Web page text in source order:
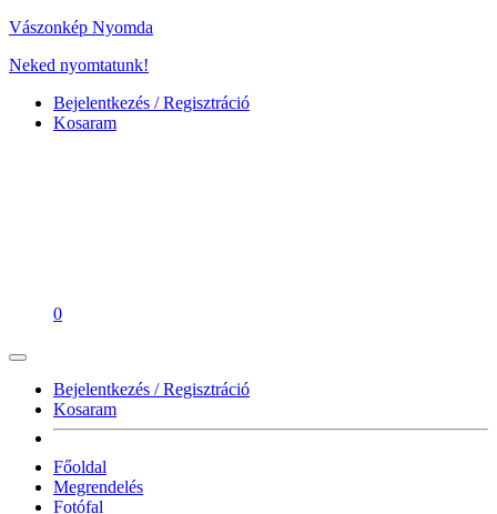
Vászonkép Nyomda
Neked nyomtatunk!
Bejelentkezés / Regisztráció
Kosaram
0
Bejelentkezés / Regisztráció
Kosaram
Főoldal
Megrendelés
Fotófal